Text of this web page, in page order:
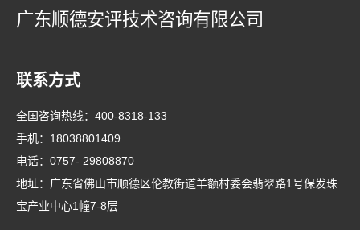
广东顺德安评技术咨询有限公司
联系方式
全国咨询热线： 400-8318-133
手机： 18038801409
电话： 0757- 29808870
地址：广东省佛山市顺德区伦教街道羊额村委会翡翠路1号保发珠
宝产业中心1幢7-8层